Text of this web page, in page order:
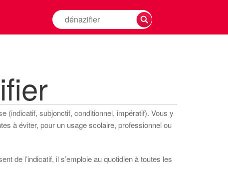
Rechercher
la
(indicatif, subjonctif, conditionnel, impératif). Vous y
à éviter, pour un usage scolaire, professionnel ou
de l’indicatif, il s’emploie au quotidien à toutes les